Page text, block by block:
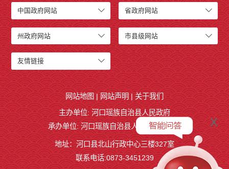
中国政府网站 省政府网站
州政府网站 市县级网站
友情链接
网站地图 | 网站声明 | 关于我们
主办单位: 河口瑶族自治县人民政府
承办单位: 河口瑶族自治县人民政府办公室
地址：河口县北山行政中心三楼327室
联系电话:0873-3451239
x